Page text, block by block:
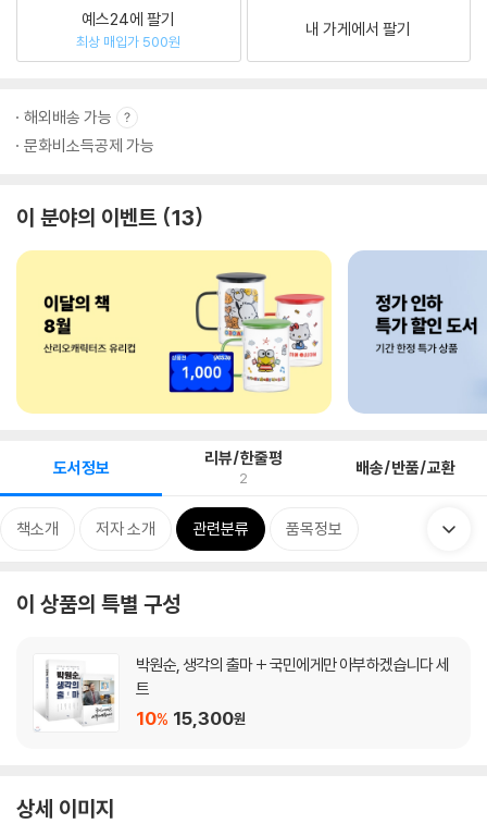
예스24에 팔기
최상 매입가 500원
내 가게에서 팔기
해외배송 가능
문화비소득공제 가능
이 분야의 이벤트 13
도서정보 리뷰/한줄평
2 배송/반품/교환
책소개 저자 소개 관련분류 품목정보
이 상품의 특별 구성
박원순, 생각의 출마 + 국민에게만 아부하겠습니다 세
트
10% 15,300원
상세 이미지